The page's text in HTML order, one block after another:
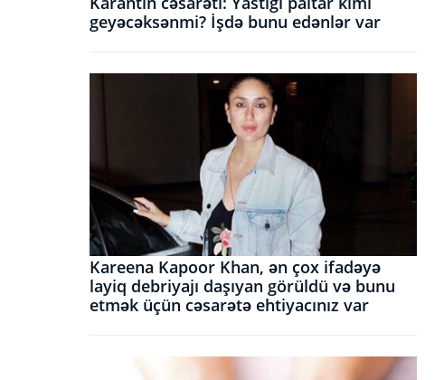
geyəcəksənmi? İşdə bunu edənlər var
Kareena Kapoor Khan, ən çox ifadəyə
layiq debriyajı daşıyan görüldü və bunu
etmək üçün cəsarətə ehtiyacınız var